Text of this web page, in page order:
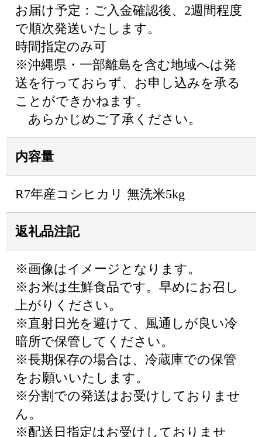
お届け予定：ご入金確認後、2週間程度
で順次発送いたします。
時間指定のみ可
※沖縄県・一部離島を含む地域へは発
送を行っておらず、お申し込みを承る
ことができかねます。
あらかじめご了承ください。
内容量
R7年産コシヒカリ 無洗米5kg
返礼品注記
※画像はイメージとなります。
※お米は生鮮食品です。早めにお召し
上がりください。
※直射日光を避けて、風通しが良い冷
暗所で保管してください。
※長期保存の場合は、冷蔵庫での保管
をお願いいたします。
※分割での発送はお受けしておりませ
ん。
※配送日指定はお受けしておりませ